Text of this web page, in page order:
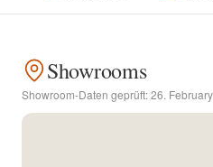
Twitter
Showrooms
Showroom-Daten geprüft:26.